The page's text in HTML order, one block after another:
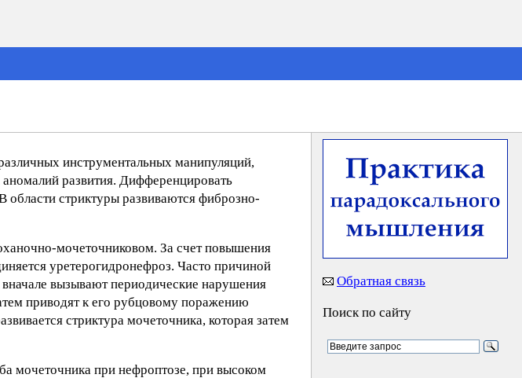
инструментальных манипуляций,
развития. Дифференцировать
стриктуры развиваются фиброзно-
мочеточниковом. За счет повышения
уретерогидронефроз. Часто причиной
вызывают периодические нарушения
приводят к его рубцовому поражению
стриктура мочеточника, которая затем
мочеточника при нефроптозе, при высоком
Обратная связь
Поиск по сайту